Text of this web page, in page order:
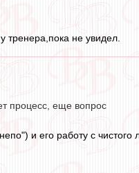
тренера,пока не увидел.
процесс, еще вопрос
и его работу с чистого